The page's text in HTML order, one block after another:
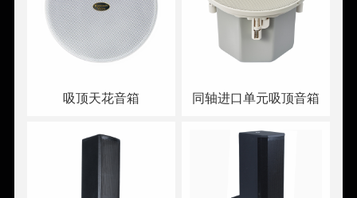
吸顶天花音箱 同轴进口单元吸顶音箱